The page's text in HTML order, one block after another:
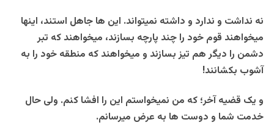
نه نداشت و ندارد و داشته نمیتواند. این ها جاهل استند، اینها
میخواهند قوم خود را چند پارچه بسازند، میخواهند که تبر
دشمن را دیگر هم تیز بسازند و میخواهند که منطقه خود را به
آشوب بکشانند!
و یک قضیه آخر؛ که من نمیخواستم این را افشا کنم. ولی حال
خدمت شما و دوست ها به عرض میرسانم.